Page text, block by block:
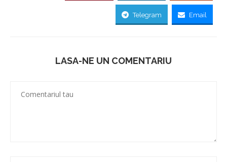
Telegram Email
LASA-NE UN COMENTARIU